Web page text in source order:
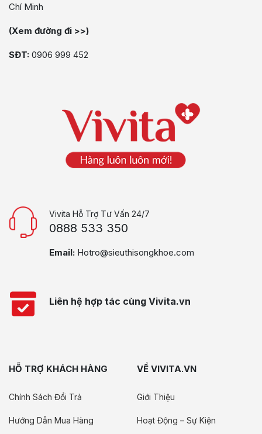
Chí Minh
(Xem đường đi >>)
SĐT: 0906 999 452
Vivita Hỗ Trợ Tư Vấn 24/7
0888 533 350
Email: Hotro@sieuthisongkhoe.com
Liên hệ hợp tác cùng Vivita.vn
HỖ TRỢ KHÁCH HÀNG
Chính Sách Đổi Trả
Hướng Dẫn Mua Hàng
VỀ VIVITA.VN
Giới Thiệu
Hoạt Động – Sự Kiện